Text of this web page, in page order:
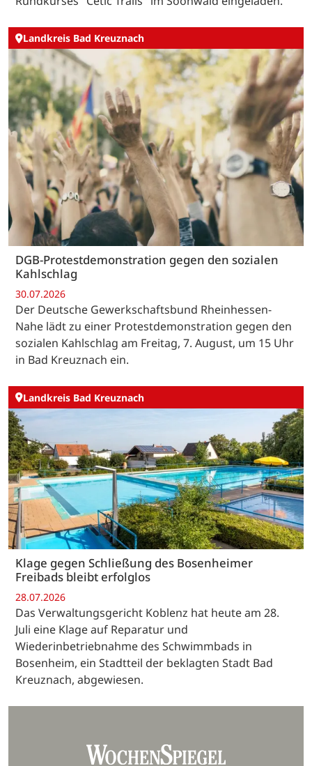
Landkreis Bad Kreuznach
DGB-Protestdemonstration gegen den sozialen
Kahlschlag
30.07.2026
Der Deutsche Gewerkschaftsbund Rheinhessen-
Nahe lädt zu einer Protestdemonstration gegen den
sozialen Kahlschlag am Freitag, 7. August, um 15 Uhr
in Bad Kreuznach ein.
Landkreis Bad Kreuznach
Klage gegen Schließung des Bosenheimer
Freibads bleibt erfolglos
28.07.2026
Das Verwaltungsgericht Koblenz hat heute am 28.
Juli eine Klage auf Reparatur und
Wiederinbetriebnahme des Schwimmbads in
Bosenheim, ein Stadtteil der beklagten Stadt Bad
Kreuznach, abgewiesen.